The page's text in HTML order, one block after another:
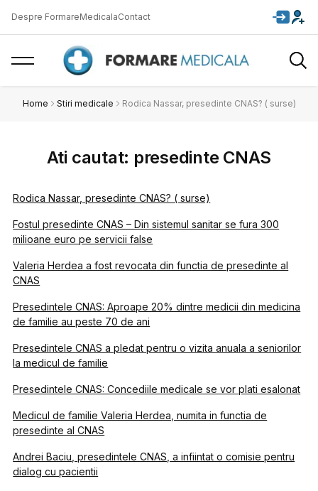
Despre FormareMedicalaContact
Home Stiri medicale Rodica Nassar, presedinte CNAS? ( surse)
Ati cautat: presedinte CNAS
Rodica Nassar, presedinte CNAS? ( surse)
Fostul presedinte CNAS – Din sistemul sanitar se fura 300
milioane euro pe servicii false
Valeria Herdea a fost revocata din functia de presedinte al
CNAS
Presedintele CNAS: Aproape 20% dintre medicii din medicina
de familie au peste 70 de ani
Presedintele CNAS a pledat pentru o vizita anuala a seniorilor
la medicul de familie
Presedintele CNAS: Concediile medicale se vor plati esalonat
Medicul de familie Valeria Herdea, numita in functia de
presedinte al CNAS
Andrei Baciu, presedintele CNAS, a infiintat o comisie pentru
dialog cu pacientii